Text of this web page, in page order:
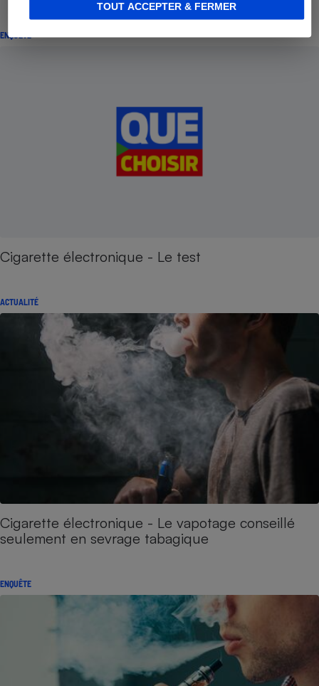
TOUT ACCEPTER & FERMER
ENQUÊTE
Cigarette électronique - Le test
ACTUALITÉ
Cigarette électronique - Le vapotage conseillé
seulement en sevrage tabagique
ENQUÊTE